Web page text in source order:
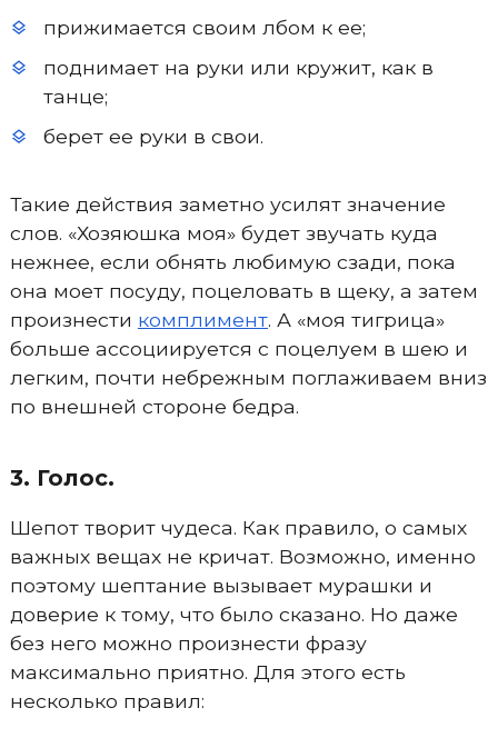
прижимается своим лбом к ее;
поднимает на руки или кружит, как в
танце;
берет ее руки в свои.
Такие действия заметно усилят значение
слов. «Хозяюшка моя» будет звучать куда
нежнее, если обнять любимую сзади, пока
она моет посуду, поцеловать в щеку, а затем
произнести комплимент. А «моя тигрица»
больше ассоциируется с поцелуем в шею и
легким, почти небрежным поглаживаем вниз
по внешней стороне бедра.
3. Голос.
Шепот творит чудеса. Как правило, о самых
важных вещах не кричат. Возможно, именно
поэтому шептание вызывает мурашки и
доверие к тому, что было сказано. Но даже
без него можно произнести фразу
максимально приятно. Для этого есть
несколько правил: